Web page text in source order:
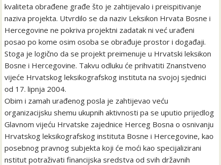
kvaliteta obrađene građe što je zahtijevalo i preispitivanje
naziva projekta. Utvrdilo se da naziv Leksikon Hrvata Bosne i
Hercegovine ne pokriva projektni zadatak ni već urađeni
posao po kome osim osoba se obrađuje prostor i događaji.
Stoga je logično da se projekt preimenuje u Hrvatski leksikon
Bosne i Hercegovine. Takvu odluku će prihvatiti Znanstveno
vijeće Hrvatskog leksikografskog instituta na svojoj sjednici
od 17. lipnja 2004.
Obim i zamah urađenog posla je zahtijevao veću
organizacijsku shemu ukupnih aktivnosti pa se uputio prijedlog
Glavnom vijeću Hrvatske zajednice Herceg Bosna o osnivanju
Hrvatskog leksikografskog instituta Bosne i Hercegovine, kao
posebnog pravnog subjekta koji će moći kao specijalizirani
nstitut potraživati financijska sredstva od svih državnih